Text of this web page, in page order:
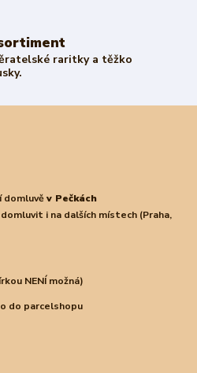
raritky a těžko
domluvěv Pečkách
i na dalších místech (Praha,
NENÍ možná)
do parcelshopu